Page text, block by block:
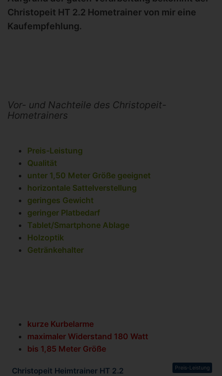
Christopeit HT 2.2 Hometrainer von mir eine
Kaufempfehlung.
Vor- und Nachteile des Christopeit-
Hometrainers
Preis-Leistung
Qualität
unter 1,50 Meter Größe geeignet
horizontale Sattelverstellung
geringes Gewicht
geringer Platbedarf
Tablet/Smartphone Ablage
Holzoptik
Getränkehalter
kurze Kurbelarme
maximaler Widerstand 180 Watt
bis 1,85 Meter Größe
Preis-Leistung
Christopeit Heimtrainer HT 2.2